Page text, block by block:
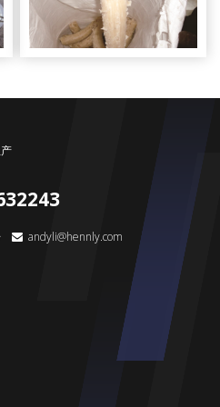
andyli@hennly.com